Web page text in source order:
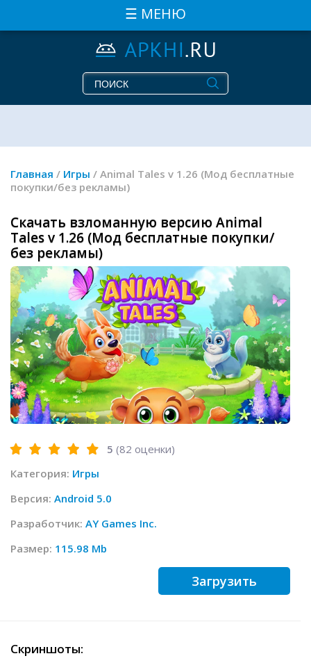
☰ МЕНЮ
Главная / Игры / Animal Tales v 1.26 (Мод бесплатные
покупки/без рекламы)
Скачать взломанную версию Animal
Tales v 1.26 (Мод бесплатные покупки/
без рекламы)
5 (82 оценки)
Категория: Игры
Версия: Android 5.0
Разработчик: AY Games Inc.
Размер: 115.98 Mb
Загрузить
Скриншоты: